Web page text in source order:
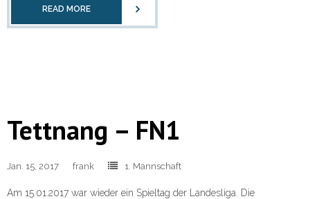
READ MORE
Tettnang – FN1
Jan. 15, 2017 frank 1. Mannschaft
Am 15.01.2017 war wieder ein Spieltag der Landesliga. Die